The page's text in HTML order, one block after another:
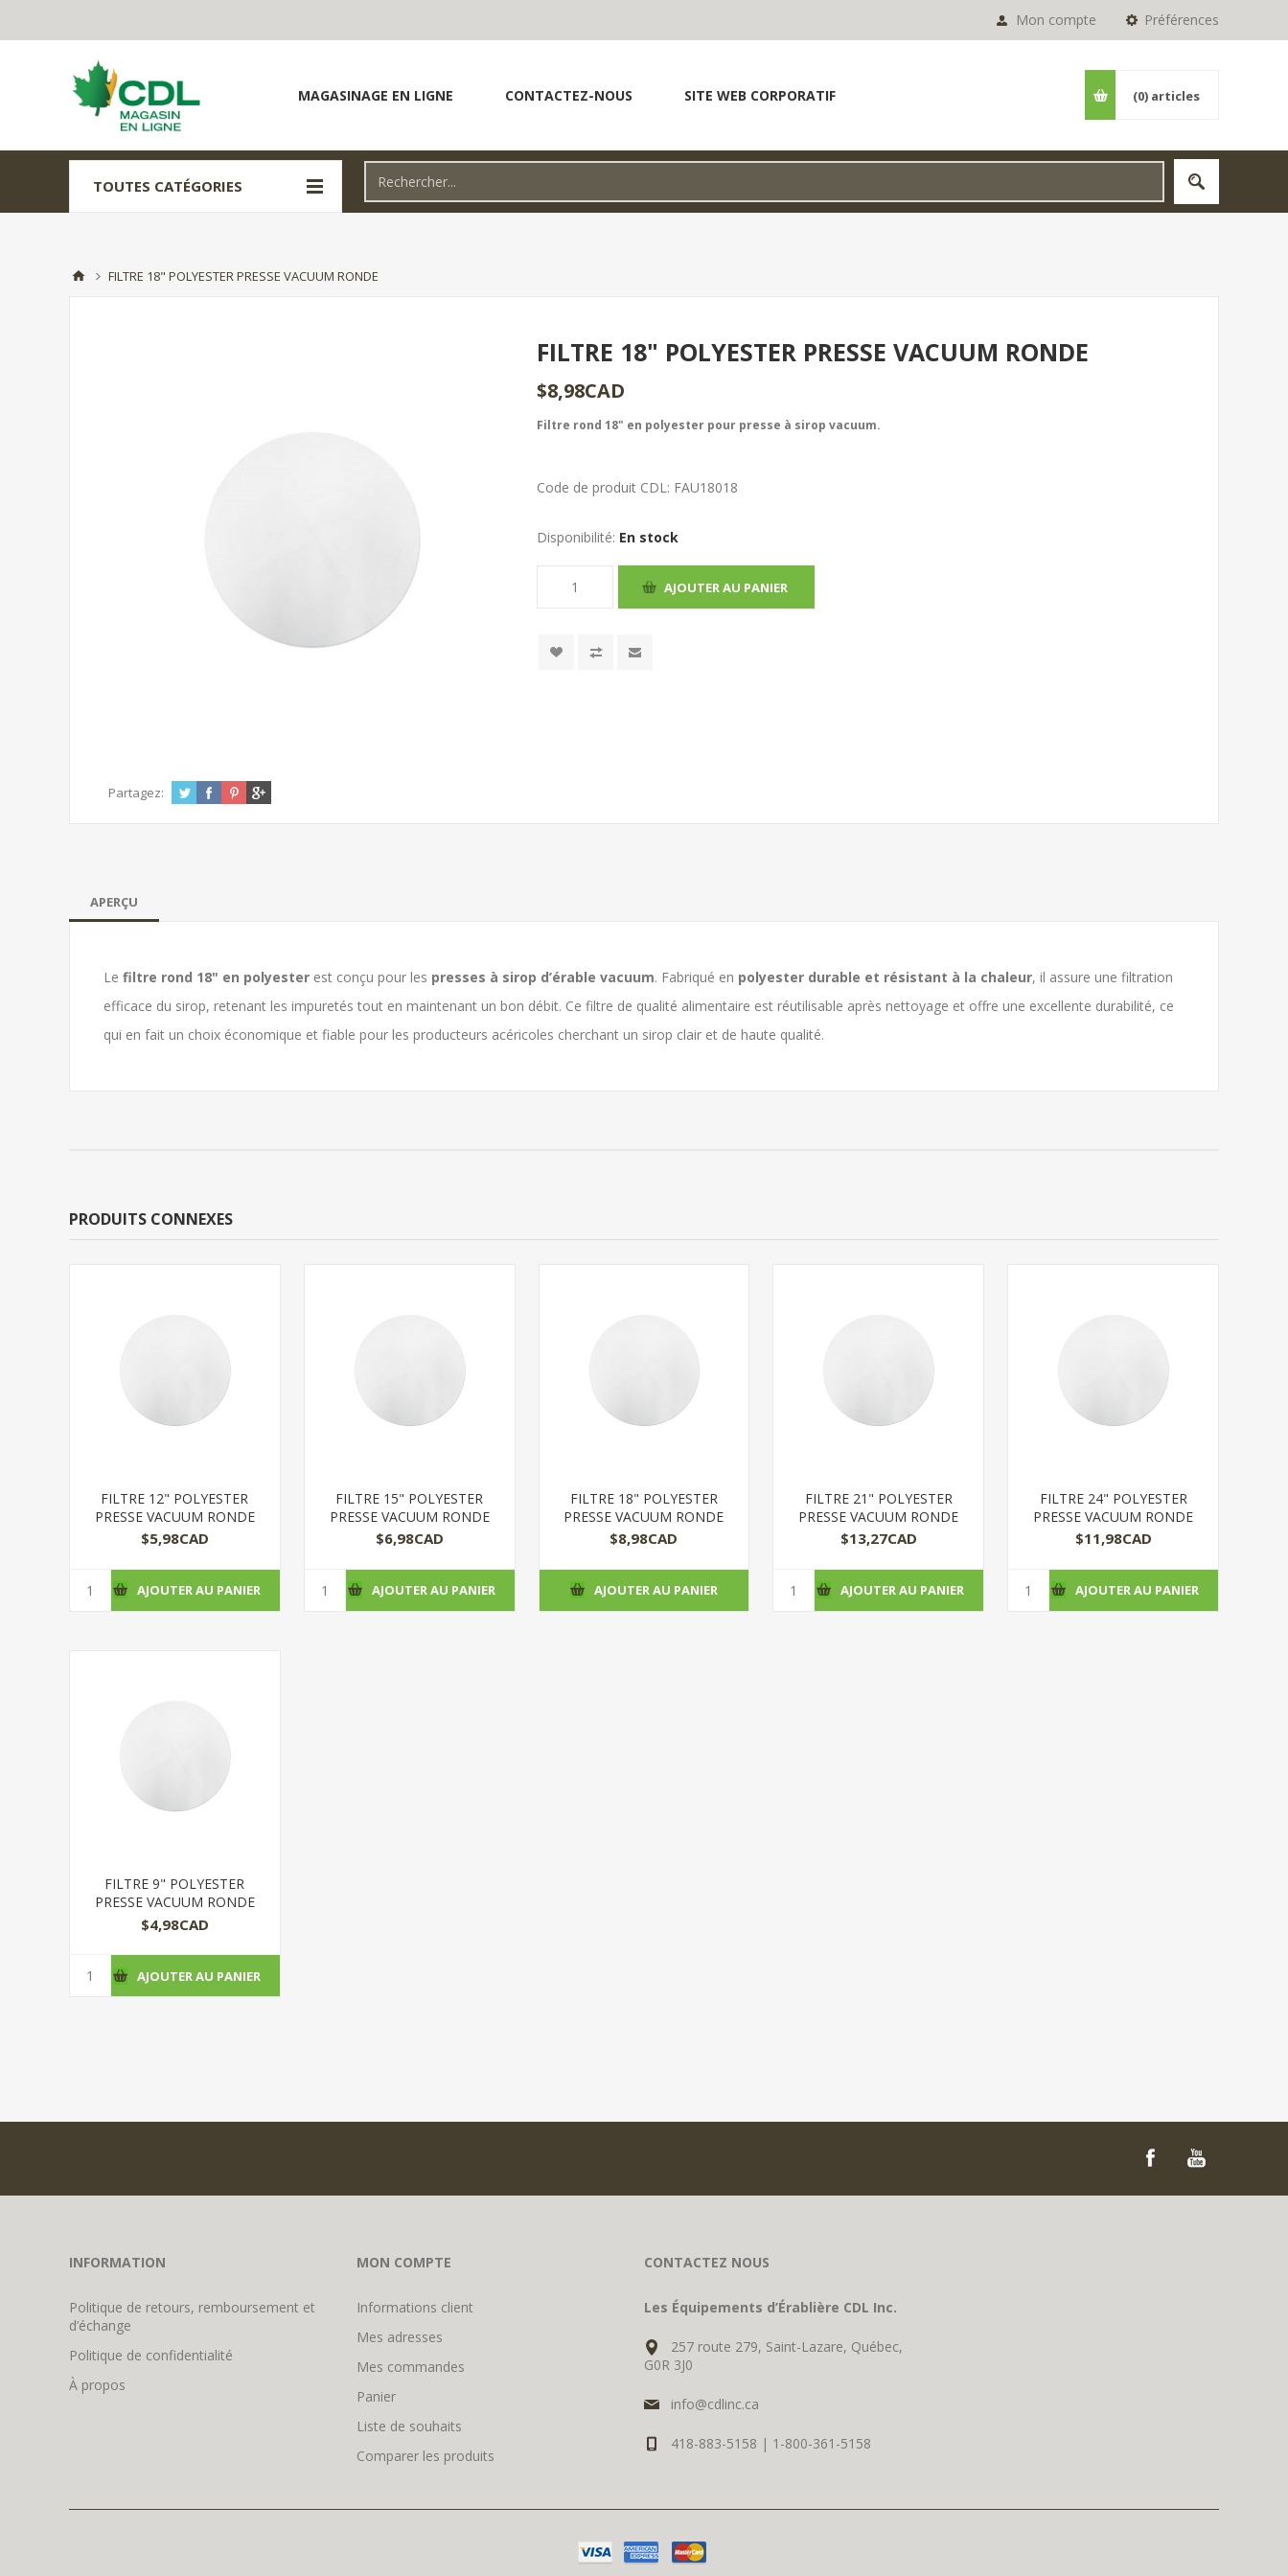
Préférences
Mon compte
MAGASINAGE EN LIGNE CONTACTEZ-NOUS SITE WEB CORPORATIF (0) articles
TOUTES CATÉGORIES
FILTRE 18" POLYESTER PRESSE VACUUM RONDE
FILTRE 18" POLYESTER PRESSE VACUUM RONDE
$8,98CAD
Filtre rond 18" en polyester pour presse à sirop vacuum.
Code de produit CDL: FAU18018
Disponibilité: En stock
Partagez:
APERÇU
Le filtre rond 18" en polyester est conçu pour les presses à sirop d’érable vacuum. Fabriqué en polyester durable et résistant à la chaleur, il assure une filtration
efficace du sirop, retenant les impuretés tout en maintenant un bon débit. Ce filtre de qualité alimentaire est réutilisable après nettoyage et offre une excellente durabilité, ce
qui en fait un choix économique et fiable pour les producteurs acéricoles cherchant un sirop clair et de haute qualité.
PRODUITS CONNEXES
FILTRE 12" POLYESTER
PRESSE VACUUM RONDE
$5,98CAD
AJOUTER AU PANIER
FILTRE 15" POLYESTER
PRESSE VACUUM RONDE
$6,98CAD
AJOUTER AU PANIER
FILTRE 18" POLYESTER
PRESSE VACUUM RONDE
$8,98CAD
AJOUTER AU PANIER
FILTRE 21" POLYESTER
PRESSE VACUUM RONDE
$13,27CAD
AJOUTER AU PANIER
FILTRE 24" POLYESTER
PRESSE VACUUM RONDE
$11,98CAD
AJOUTER AU PANIER
FILTRE 9" POLYESTER
PRESSE VACUUM RONDE
$4,98CAD
AJOUTER AU PANIER
INFORMATION
Politique de retours, remboursement et
d’échange
Politique de confidentialité
À propos
MON COMPTE
Informations client
Mes adresses
Mes commandes
Panier
Liste de souhaits
Comparer les produits
CONTACTEZ NOUS
Les Équipements d’Érablière CDL Inc.
257 route 279, Saint-Lazare, Québec,
G0R 3J0
info@cdlinc.ca
418-883-5158 | 1-800-361-5158